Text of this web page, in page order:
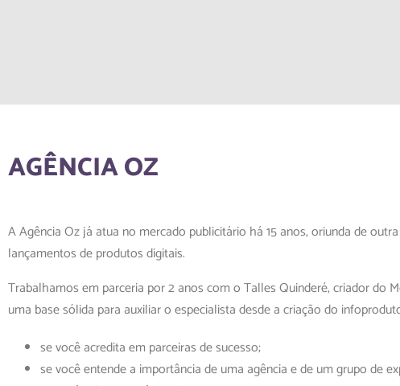
AGÊNCIA OZ
A Agência Oz já atua no mercado publicitário há 15 anos, oriunda de
lançamentos de produtos digitais.
Trabalhamos em parceria por 2 anos com o Talles Quinderé, criador do
uma base sólida para auxiliar o especialista desde a criação do
se você acredita em parceiras de sucesso;
se você entende a importância de uma agência e de um grupo de